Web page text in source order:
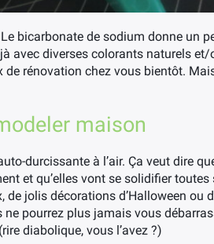
bicarbonate de sodium donne un
avec diverses colorants naturels
rénovation chez vous bientôt.
maison
durcissante à l’air. Ça veut dire
et qu’elles vont se solidifier
jolis décorations d’Halloween ou
pourrez plus jamais vous
diabolique, vous l’avez ?)